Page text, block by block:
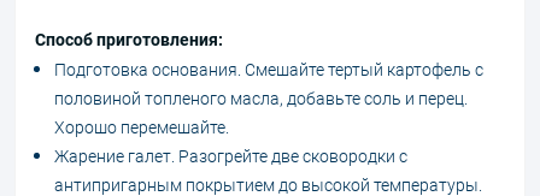
Способ приготовления:
Подготовка основания. Смешайте тертый картофель с
половиной топленого масла, добавьте соль и перец.
Хорошо перемешайте.
Жарение галет. Разогрейте две сковородки с
антипригарным покрытием до высокой температуры.